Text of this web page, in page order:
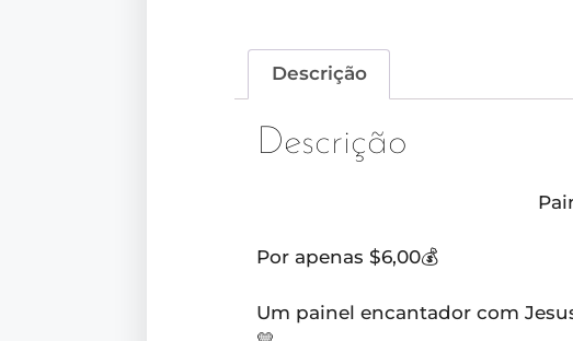
Descrição
Descrição
Por apenas $6,00💰
Um painel encantador com